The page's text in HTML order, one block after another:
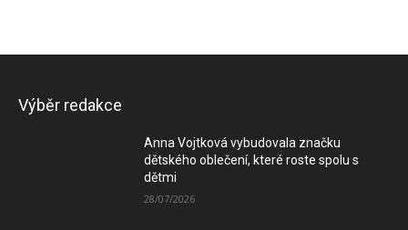
Výběr redakce
Anna Vojtková vybudovala značku
dětského oblečení, které roste spolu s
dětmi
28/07/2026